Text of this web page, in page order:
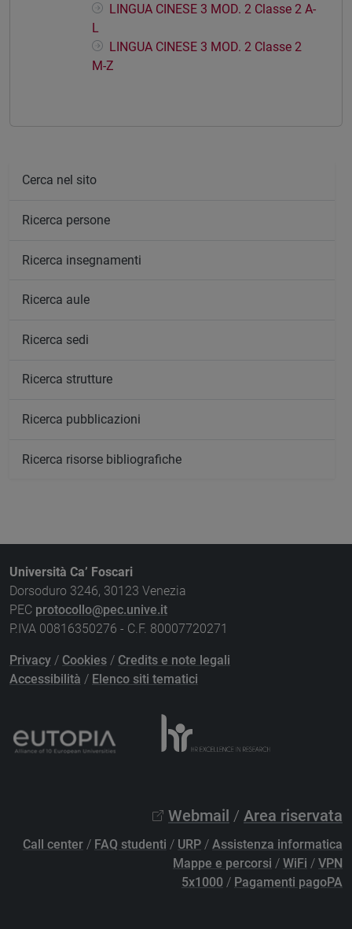
LINGUA CINESE 3 MOD. 2 Classe 2 A-
L
LINGUA CINESE 3 MOD. 2 Classe 2
M-Z
Cerca nel sito
Ricerca persone
Ricerca insegnamenti
Ricerca aule
Ricerca sedi
Ricerca strutture
Ricerca pubblicazioni
Ricerca risorse bibliografiche
Università Ca’ Foscari
Dorsoduro 3246, 30123 Venezia
PEC protocollo@pec.unive.it
P.IVA 00816350276 - C.F. 80007720271
Privacy / Cookies / Credits e note legali
Accessibilità / Elenco siti tematici
Webmail / Area riservata
Call center / FAQ studenti / URP / Assistenza informatica
Mappe e percorsi / WiFi / VPN
5x1000 / Pagamenti pagoPA